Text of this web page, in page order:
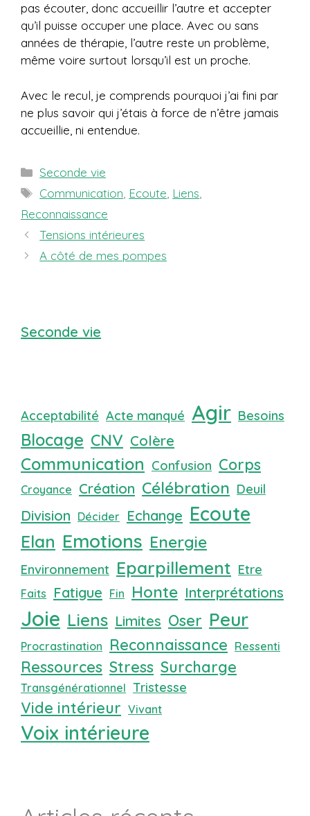
pas écouter, donc accueillir l’autre et accepter
qu’il puisse occuper une place. Avec ou sans
années de thérapie, l’autre reste un problème,
même voire surtout lorsqu’il est un proche.
Avec le recul, je comprends pourquoi j’ai fini par
ne plus savoir qui j’étais à force de n’être jamais
accueillie, ni entendue.
Catégories
Seconde vie
Étiquettes
Communication Ecoute Liens
Reconnaissance
Tensions intérieures
A côté de mes pompes
Seconde vie
Acceptabilité Acte manqué Agir Besoins
Blocage CNV Colère
Communication Confusion Corps
Croyance Création Célébration Deuil
Division Décider Echange Ecoute
Elan Emotions Energie
Environnement Eparpillement Etre
Faits Fatigue Fin Honte Interprétations
Joie Liens Limites Oser Peur
Procrastination Reconnaissance Ressenti
Ressources Stress Surcharge
Transgénérationnel Tristesse
Vide intérieur Vivant
Voix intérieure